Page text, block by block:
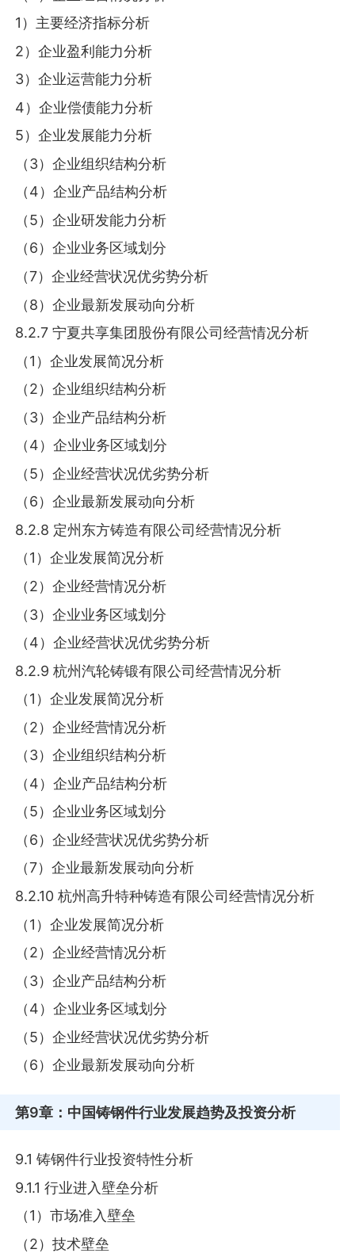
1）主要经济指标分析
2）企业盈利能力分析
3）企业运营能力分析
4）企业偿债能力分析
5）企业发展能力分析
（3）企业组织结构分析
（4）企业产品结构分析
（5）企业研发能力分析
（6）企业业务区域划分
（7）企业经营状况优劣势分析
（8）企业最新发展动向分析
8.2.7 宁夏共享集团股份有限公司经营情况分析
（1）企业发展简况分析
（2）企业组织结构分析
（3）企业产品结构分析
（4）企业业务区域划分
（5）企业经营状况优劣势分析
（6）企业最新发展动向分析
8.2.8 定州东方铸造有限公司经营情况分析
（1）企业发展简况分析
（2）企业经营情况分析
（3）企业业务区域划分
（4）企业经营状况优劣势分析
8.2.9 杭州汽轮铸锻有限公司经营情况分析
（1）企业发展简况分析
（2）企业经营情况分析
（3）企业组织结构分析
（4）企业产品结构分析
（5）企业业务区域划分
（6）企业经营状况优劣势分析
（7）企业最新发展动向分析
8.2.10 杭州高升特种铸造有限公司经营情况分析
（1）企业发展简况分析
（2）企业经营情况分析
（3）企业产品结构分析
（4）企业业务区域划分
（5）企业经营状况优劣势分析
（6）企业最新发展动向分析
第9章 ：中国铸钢件行业发展趋势及投资分析
9.1 铸钢件行业投资特性分析
9.1.1 行业进入壁垒分析
（1）市场准入壁垒
（2）技术壁垒